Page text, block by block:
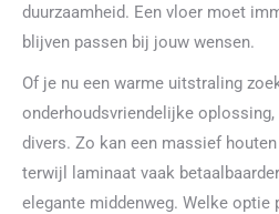
duurzaamheid. Een vloer moet
blijven passen bij jouw wensen.
Of je nu een warme uitstraling
onderhoudsvriendelijke
divers. Zo kan een massief
terwijl laminaat vaak
elegante middenweg. Welke